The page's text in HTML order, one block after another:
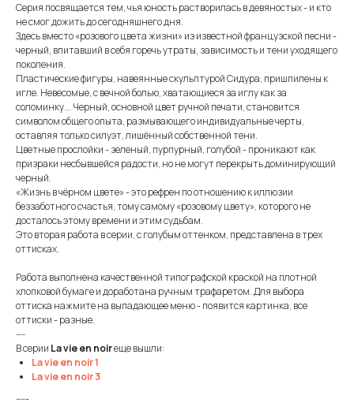
Серия посвящается тем, чья юность растворилась в девяностых - и кто
не смог дожить до сегодняшнего дня.
Здесь вместо «розового цвета жизни» из известной французской песни -
черный, впитавший в себя горечь утраты, зависимость и тени уходящего
поколения.
Пластические фигуры, навеянные скульптурой Сидура, пришпилены к
игле. Невесомые, с вечной болью, хватающиеся за иглу как за
соломинку... Черный, основной цвет ручной печати, становится
символом общего опыта, размывающего индивидуальные черты,
оставляя только силуэт, лишённый собственной тени.
Цветные прослойки - зеленый, пурпурный, голубой - проникают как
призраки несбывшейся радости, но не могут перекрыть доминирующий
черный.
«Жизнь в чёрном цвете» - это рефрен по отношению к иллюзии
беззаботного счастья, тому самому «розовому цвету», которого не
досталось этому времени и этим судьбам.
Это вторая работа в серии, с голубым оттенком, представлена в трех
оттисках.
Работа выполнена качественной типографской краской на плотной
хлопковой бумаге и доработана ручным трафаретом. Для выбора
оттиска нажмите на выпадающее меню - появится картинка, все
оттиски - разные.
----
В серии La vie en noirеще вышли:
La vie en noir 1
La vie en noir 3
-----